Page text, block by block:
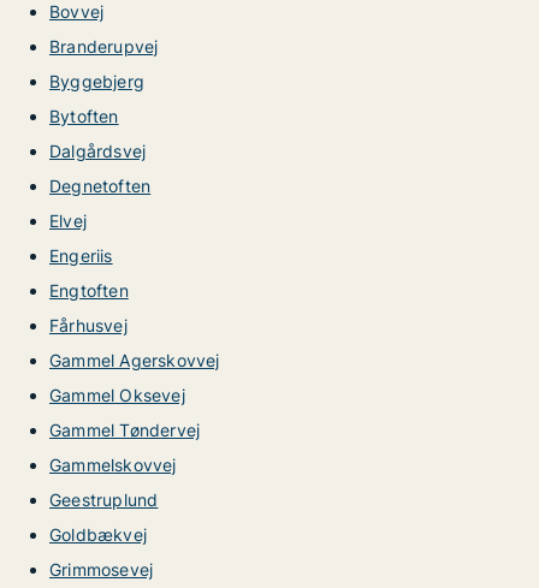
Bovvej
Branderupvej
Byggebjerg
Bytoften
Dalgårdsvej
Degnetoften
Elvej
Engeriis
Engtoften
Fårhusvej
Gammel Agerskovvej
Gammel Oksevej
Gammel Tøndervej
Gammelskovvej
Geestruplund
Goldbækvej
Grimmosevej